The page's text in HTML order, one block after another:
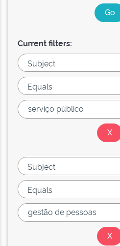
Current filters: